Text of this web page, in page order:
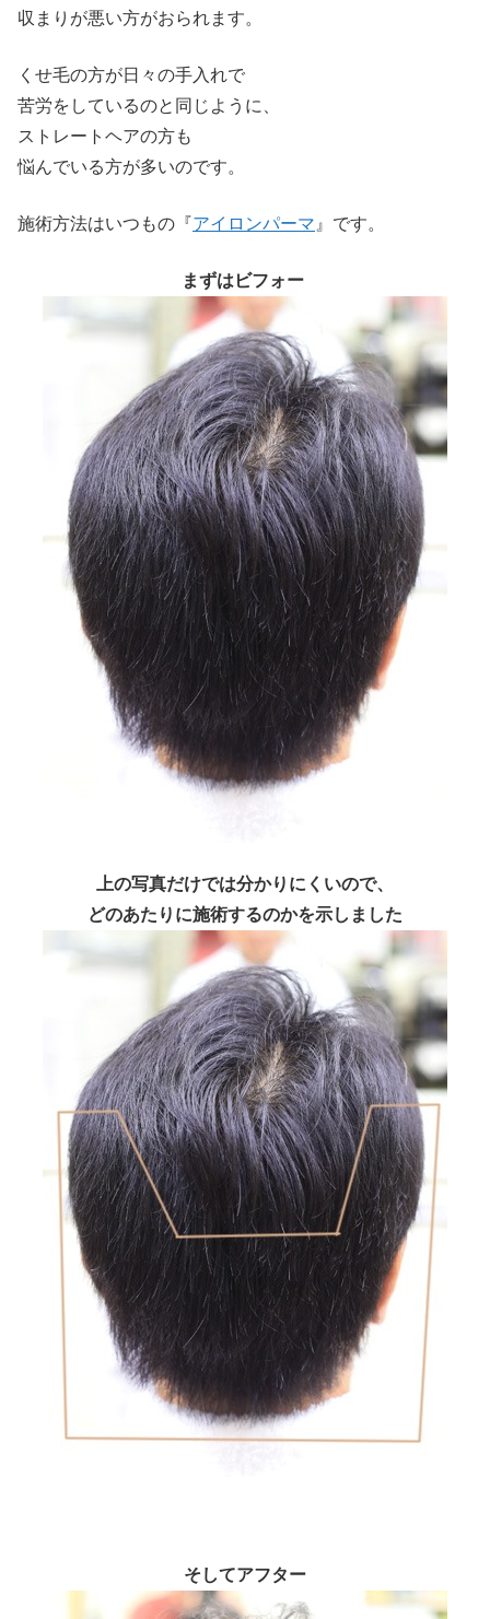
収まりが悪い方がおられます。
くせ毛の方が日々の手入れで
苦労をしているのと同じように、
ストレートヘアの方も
悩んでいる方が多いのです。
施術方法はいつもの『アイロンパーマ 』です。
まずはビフォー
上の写真だけでは分かりにくいので、
どのあたりに施術するのかを示しました
そしてアフター